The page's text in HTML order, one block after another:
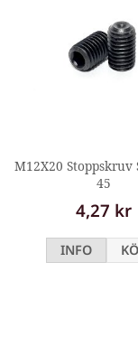
M12X20 Stoppskruv
45
4,27 kr
INFO